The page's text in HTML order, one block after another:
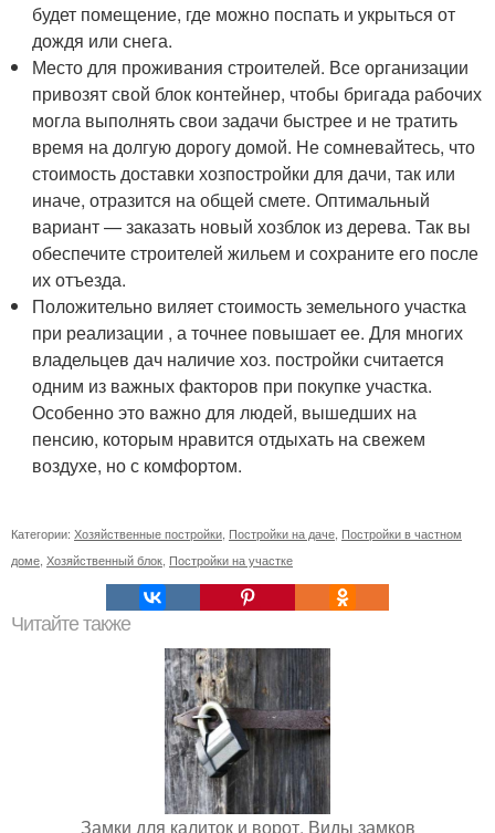
будет помещение, где можно поспать и укрыться от
дождя или снега.
Место для проживания строителей. Все организации
привозят свой блок контейнер, чтобы бригада рабочих
могла выполнять свои задачи быстрее и не тратить
время на долгую дорогу домой. Не сомневайтесь, что
стоимость доставки хозпостройки для дачи, так или
иначе, отразится на общей смете. Оптимальный
вариант — заказать новый хозблок из дерева. Так вы
обеспечите строителей жильем и сохраните его после
их отъезда.
Положительно виляет стоимость земельного участка
при реализации , а точнее повышает ее. Для многих
владельцев дач наличие хоз. постройки считается
одним из важных факторов при покупке участка.
Особенно это важно для людей, вышедших на
пенсию, которым нравится отдыхать на свежем
воздухе, но с комфортом.
Категории: Хозяйственные постройки Постройки на даче Постройки в частном
доме Хозяйственный блок Постройки на участке
Читайте также
Замки для калиток и ворот. Виды замков